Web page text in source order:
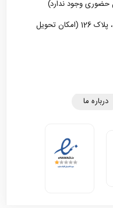
تهران،بلوار فتح, انتهای فتح 13، پلاک 126 (امکان تحویل
درباره ما